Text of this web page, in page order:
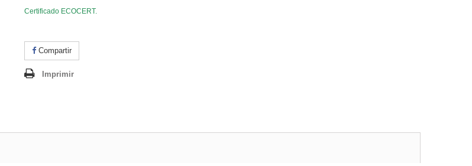
Certificado ECOCERT.
Compartir
Imprimir